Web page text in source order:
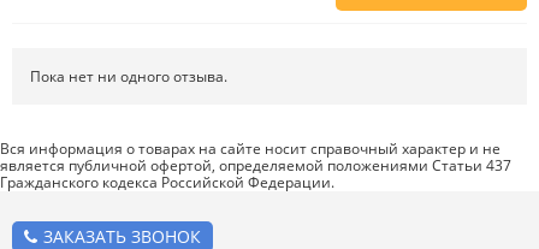
не ошиблись в своем выборе.
Доставка. Как был упакован товар? Доставили ли его вам в
оговоренный срок?
Товар . Качественный? Какие его плюсы и минусы?
Пока нет ни одного отзыва.
Вся информация о товарах на сайте носит справочный характер и не
является публичной офертой, определяемой положениями Статьи 437
Гражданского кодекса Российской Федерации.
ЗАКАЗАТЬ ЗВОНОК